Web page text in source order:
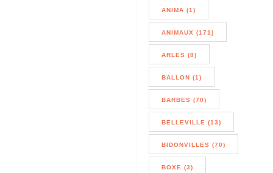
ANIMA (1)
ANIMAUX (171)
ARLES (8)
BALLON (1)
BARBES (70)
BELLEVILLE (13)
BIDONVILLES (70)
BOXE (3)